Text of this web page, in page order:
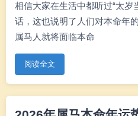
相信大家在生活中都听过“太岁
话，这也说明了人们对本命年
属马人就将面临本命
阅读全文